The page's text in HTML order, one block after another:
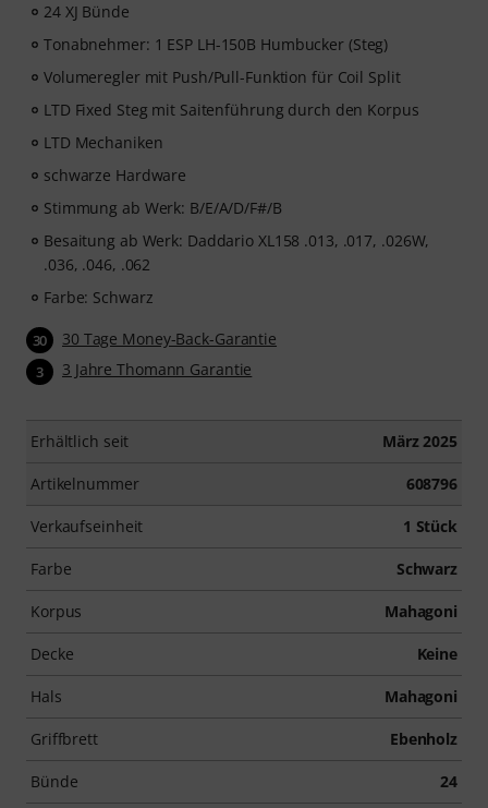
Übungsfunktion, Zeitlupe und weitere Features.
24 XJ Bünde
Tonabnehmer: 1 ESP LH-150B Humbucker (Steg)
Volumeregler mit Push/Pull-Funktion für Coil Split
LTD Fixed Steg mit Saitenführung durch den Korpus
LTD Mechaniken
schwarze Hardware
Stimmung ab Werk: B/E/A/D/F#/B
Besaitung ab Werk: Daddario XL158 .013, .017, .026W,
.036, .046, .062
Farbe: Schwarz
30 30 Tage Money-Back-Garantie
3 3 Jahre Thomann Garantie
Erhältlich seit März 2025
Artikelnummer 608796
Verkaufseinheit 1 Stück
Farbe Schwarz
Korpus Mahagoni
Decke Keine
Hals Mahagoni
Griffbrett Ebenholz
Bünde 24